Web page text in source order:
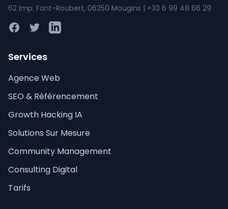
62 Imp. Font-Roubert, 06250 Mougins | +33 6 99 48 66 29
FacebookTwitterLinkedIn
Services
Agence Web
SEO & Référencement
Growth Hacking IA
Solutions Sur Mesure
Community Management
Consulting Digital
Tarifs